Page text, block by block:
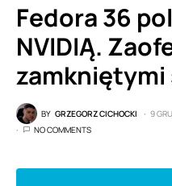
Fedora 36
NVIDIĄ.
BY GRZEGORZ CICHOCKI 9
NO COMMENTS